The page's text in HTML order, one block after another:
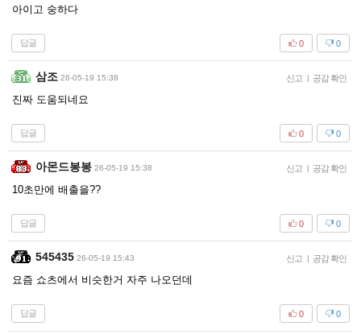
아이고 숭하다
답글 0
0
삼조 26-05-19 15:38 신고 공감 확인
진짜 도움되네요
답글 0
0
아몬드봉봉 26-05-19 15:38 신고 공감 확인
10초만에 배출을??
답글 0
0
545435 26-05-19 15:43 신고 공감 확인
요즘 쇼츠에서 비슷한거 자주 나오던데
답글 0
0